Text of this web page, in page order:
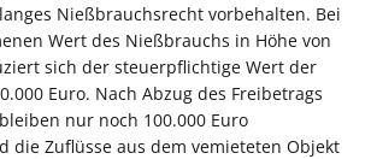
Nießbrauchsrecht vorbehalten. Bei
Wert des Nießbrauchs in Höhe von
sich der steuerpflichtige Wert der
Euro. Nach Abzug des Freibetrags
nur noch 100.000 Euro
die Zuflüsse aus dem vemieteten Objekt